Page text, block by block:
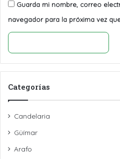
Guarda mi nombre, correo
navegador para la próxima vez
Categorías
Candelaria
Güímar
Arafo